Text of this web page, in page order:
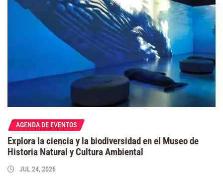
AGENDA DE EVENTOS
Explora la ciencia y la biodiversidad en el Museo de
Historia Natural y Cultura Ambiental
JUL 24, 2026